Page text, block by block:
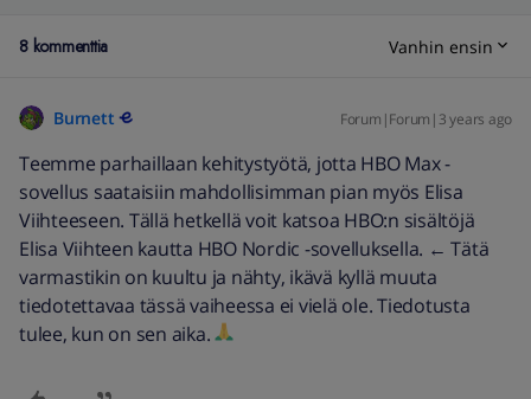
8 kommenttia Vanhin ensin
Burnett Forum|Forum|3 years ago
Teemme parhaillaan kehitystyötä, jotta HBO Max -
sovellus saataisiin mahdollisimman pian myös Elisa
Viihteeseen. Tällä hetkellä voit katsoa HBO:n sisältöjä
Elisa Viihteen kautta HBO Nordic -sovelluksella. ← Tätä
varmastikin on kuultu ja nähty, ikävä kyllä muuta
tiedotettavaa tässä vaiheessa ei vielä ole. Tiedotusta
tulee, kun on sen aika.